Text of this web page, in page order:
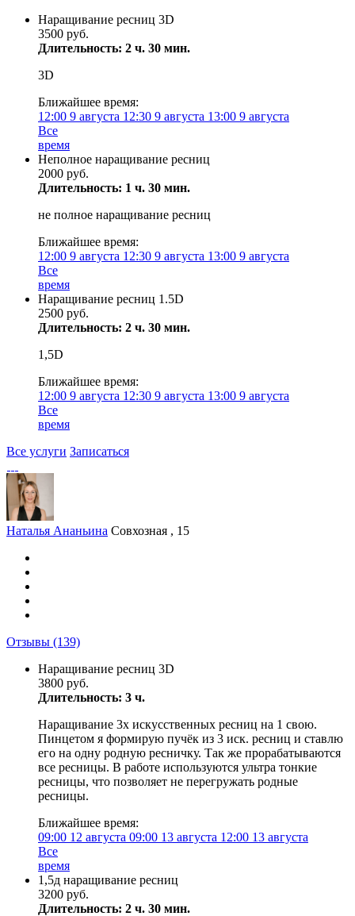
Наращивание ресниц 3D
3500 руб.
Длительность: 2 ч. 30 мин.
3D
Ближайшее время:
12:00 9 августа 12:30 9 августа 13:00 9 августа
Все
время
Неполное наращивание ресниц
2000 руб.
Длительность: 1 ч. 30 мин.
не полное наращивание ресниц
Ближайшее время:
12:00 9 августа 12:30 9 августа 13:00 9 августа
Все
время
Наращивание ресниц 1.5D
2500 руб.
Длительность: 2 ч. 30 мин.
1,5D
Ближайшее время:
12:00 9 августа 12:30 9 августа 13:00 9 августа
Все
время
Все услуги Записаться
Наталья Ананьина Совхозная , 15
Отзывы (139)
Наращивание ресниц 3D
3800 руб.
Длительность: 3 ч.
Наращивание 3х искусственных ресниц на 1 свою.
Пинцетом я формирую пучёк из 3 иск. ресниц и ставлю
его на одну родную ресничку. Так же прорабатываются
все ресницы. В работе используются ультра тонкие
ресницы, что позволяет не перегружать родные
ресницы.
Ближайшее время:
09:00 12 августа 09:00 13 августа 12:00 13 августа
Все
время
1,5д наращивание ресниц
3200 руб.
Длительность: 2 ч. 30 мин.